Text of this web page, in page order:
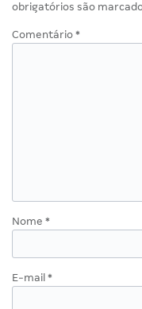
obrigatórios são
Comentário *
Nome *
E-mail *